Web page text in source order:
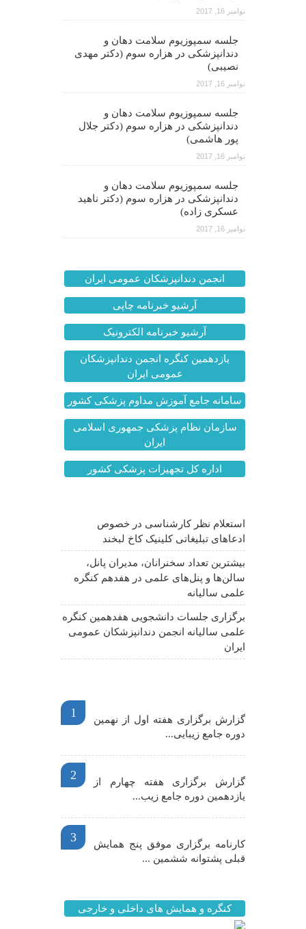
نوامبر 16, 2017
جلسه سمپوزیوم سلامت دهان و
دندانپزشکی در هزاره سوم (دکتر مهدی
نصیبی)
نوامبر 16, 2017
جلسه سمپوزیوم سلامت دهان و
دندانپزشکی در هزاره سوم (دکتر جلال
پور هاشمی)
نوامبر 16, 2017
جلسه سمپوزیوم سلامت دهان و
دندانپزشکی در هزاره سوم (دکتر ناهید
عسکری زاده)
نوامبر 16, 2017
انجمن دندانپزشکان عمومی ایران
آرشیو خبرنامه چاپی
آرشیو خبرنامه الکترونیک
یازدهمین کنگره انجمن دندانپزشکان
عمومی ایران
سامانه جامع آموزش مداوم پزشکی کشور
سازمان نظام پزشکی جمهوری اسلامی
ایران
اداره کل تجهیزات پزشکی کشور
استعلام نظر کارشناسی در خصوص
ادعاهای تبلیغاتی کلینیک کاخ لبخند
بیشترین تعداد سخنرانان، مدیران پانل،
سالن‌ها و پنل‌های علمی در هفدهم کنگره
علمی سالیانه
برگزاری جلسات دانشجویی هفدهمین کنگره
علمی سالیانه انجمن دندانپزشکان عمومی
ایران
1
گزارش برگزاری هفته اول از نهمین
دوره جامع زیبایی...
2
گزارش برگزاری هفته چهارم از
یازدهمین دوره جامع زیب...
3
کارنامه برگزاری موفق پنج همایش
قبلی پشتوانه ششمین ...
کنگره و همایش های داخلی و خارجی